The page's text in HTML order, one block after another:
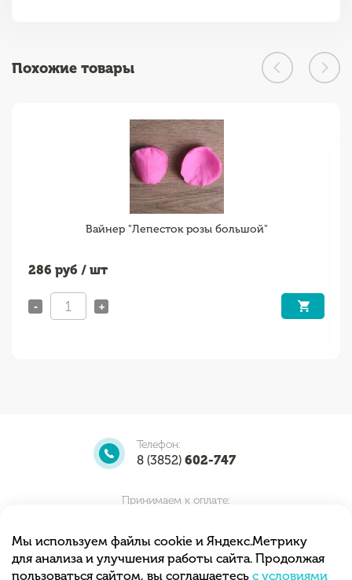
Похожие товары
Вайнер "Лепесток розы большой"
286 руб / шт
- +
Телефон:
8 (3852) 602-747
Мы принимаем заказы круглосуточно.
Принимаем к оплате:
Мы используем файлы cookie и Яндекс.Метрику
для анализа и улучшения работы сайта. Продолжая
пользоваться сайтом, вы соглашаетесь с условиями